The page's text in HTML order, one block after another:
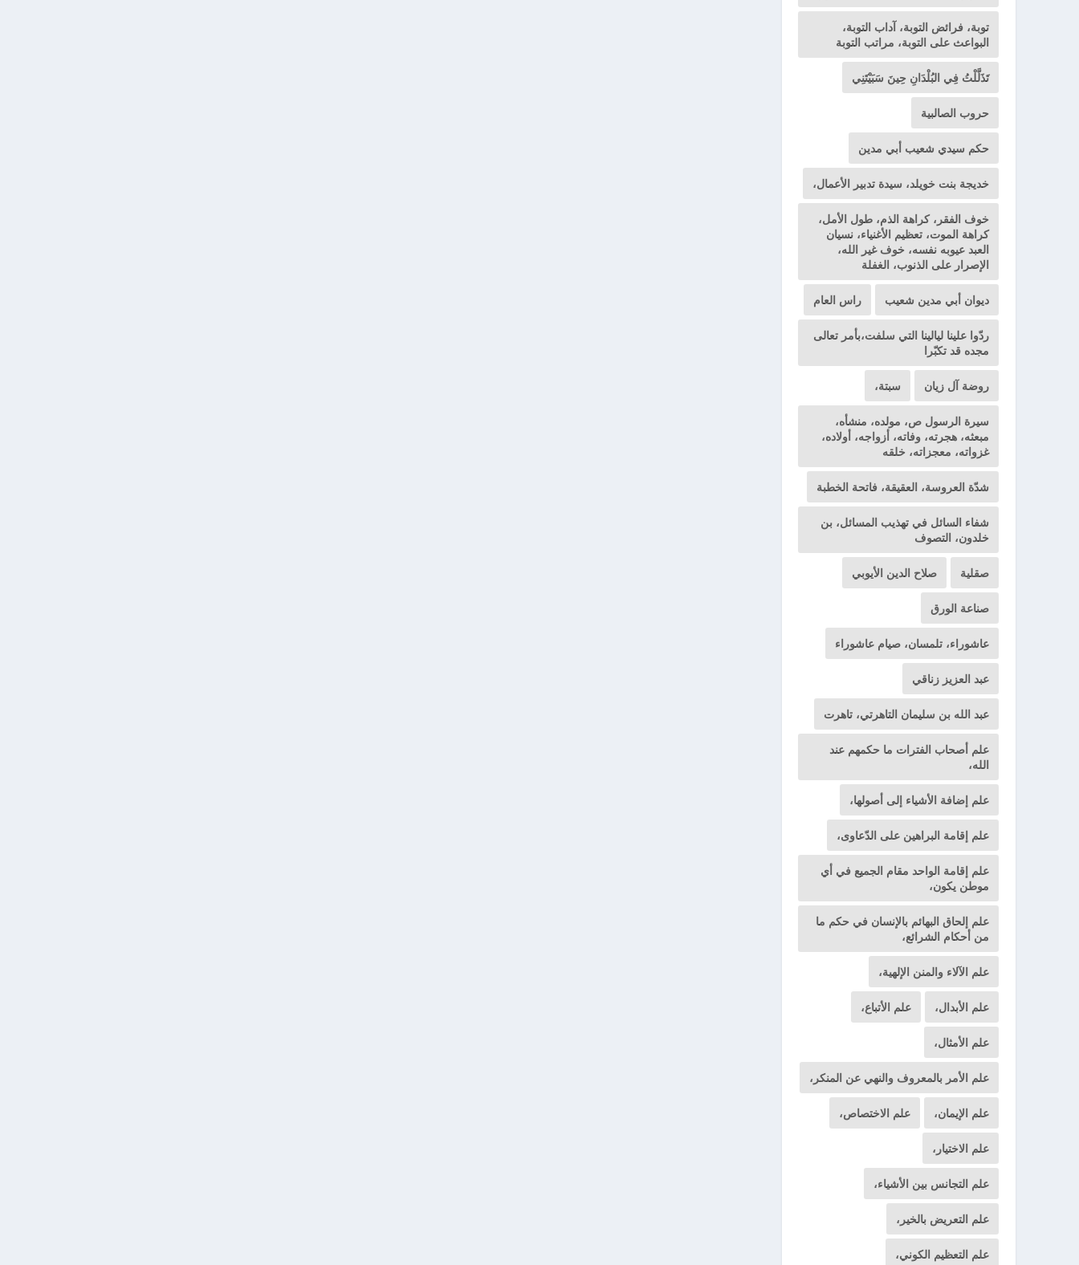
توبة، فرائض التوبة، آداب التوبة،
البواعث على التوبة، مراتب التوبة
تَذَلَّلْتُ فِي البُلْدَانِ حِينَ سَبَيْتَنِي
حروب الصالبية
حكم سيدي شعيب أبي مدين
خديجة بنت خويلد، سيدة تدبير الأعمال،
خوف الفقر، كراهة الذم، طول الأمل،
كراهة الموت، تعظيم الأغنياء، نسيان
العبد عيوبه نفسه، خوف غير الله،
الإصرار على الذنوب، الغفلة
ديوان أبي مدين شعيب راس العام
ردّوا علينا ليالينا التي سلفت،بأمر تعالى
مجده قد تكبّرا
روضة آل زيان سبتة،
سيرة الرسول ص، مولده، منشأه،
مبعثه، هجرته، وفاته، أزواجه، أولاده،
غزواته، معجزاته، خلقه
شدّة العروسة، العقيقة، فاتحة الخطبة
شفاء السائل في تهذيب المسائل، بن
خلدون، التصوف
صقلية صلاح الدين الأيوبي
صناعة الورق
عاشوراء، تلمسان، صيام عاشوراء
عبد العزيز زناقي
عبد الله بن سليمان التاهرتي، تاهرت
علم أصحاب الفترات ما حكمهم عند
الله،
علم إضافة الأشياء إلى أصولها،
علم إقامة البراهين على الدّعاوى،
علم إقامة الواحد مقام الجميع في أي
موطن يكون،
علم إلحاق البهائم بالإنسان في حكم ما
من أحكام الشرائع،
علم الآلاء والمنن الإلهية،
علم الأبدال، علم الأتباع،
علم الأمثال،
علم الأمر بالمعروف والنهي عن المنكر،
علم الإيمان، علم الاختصاص،
علم الاختيار،
علم التجانس بين الأشياء،
علم التعريض بالخير،
علم التعظيم الكوني،